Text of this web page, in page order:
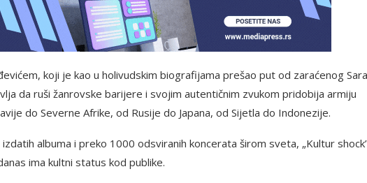
koji je kao u holivudskim biografijama prešao put od zaraćenog
da ruši žanrovske barijere i svojim autentičnim zvukom pridobija armiju
do Severne Afrike, od Rusije do Japana, od Sijetla do Indonezije.
albuma i preko 1000 odsviranih koncerata širom sveta, „Kultur
ima kultni status kod publike.